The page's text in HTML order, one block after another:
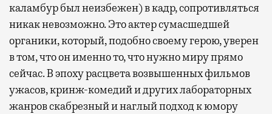
каламбур был неизбежен) в кадр, сопротивляться
никак невозможно. Это актер сумасшедшей
органики, который, подобно своему герою, уверен
в том, что он именно то, что нужно миру прямо
сейчас. В эпоху расцвета возвышенных фильмов
ужасов, кринж-комедий и других лабораторных
жанров скабрезный и наглый подход к юмору